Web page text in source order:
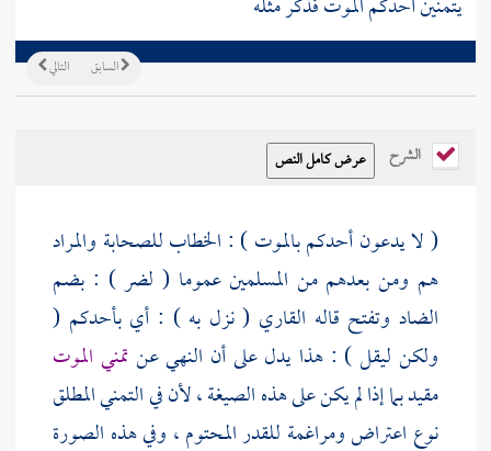
التالي السابق
الشرح
( لا يدعون أحدكم بالموت ) : الخطاب للصحابة والمراد
هم ومن بعدهم من المسلمين عموما ( لضر ) : بضم
الضاد وتفتح قاله القاري ( نزل به ) : أي بأحدكم (
ولكن ليقل ) : هذا يدل على أن النهي عنتمني الموت
مقيد بما إذا لم يكن على هذه الصيغة ، لأن في التمني المطلق
نوع اعتراض ومراغمة للقدر المحتوم ، وفي هذه الصورة